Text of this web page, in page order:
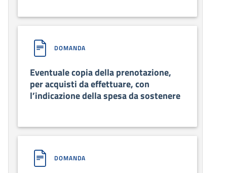
DOMANDA
Eventuale copia della prenotazione,
per acquisti da effettuare, con
l’indicazione della spesa da sostenere
DOMANDA